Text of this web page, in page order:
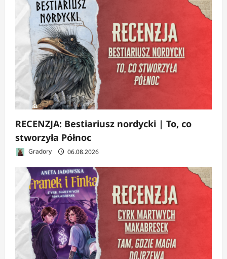
RECENZJA: Bestiariusz nordycki | To, co
stworzyła Północ
Gradory 06.08.2026